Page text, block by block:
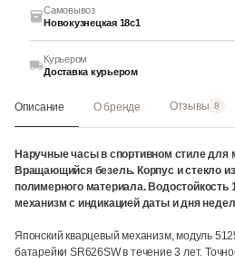
Самовывоз
Новокузнецкая 18с1
Курьером
Доставка курьером
Описание О бренде Отзывы 8
Наручные часы в спортивном стиле для
Вращающийся безель. Корпус и стекло
полимерного материала. Водостойкость
механизм с индикацией даты и дня
Японский кварцевый механизм, модуль
батарейки SR626SW в течение 3 лет.